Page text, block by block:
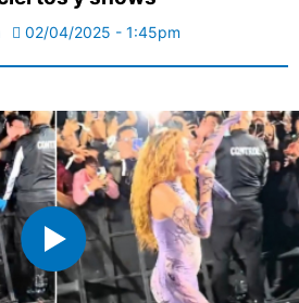
02/04/2025 - 1:45pm